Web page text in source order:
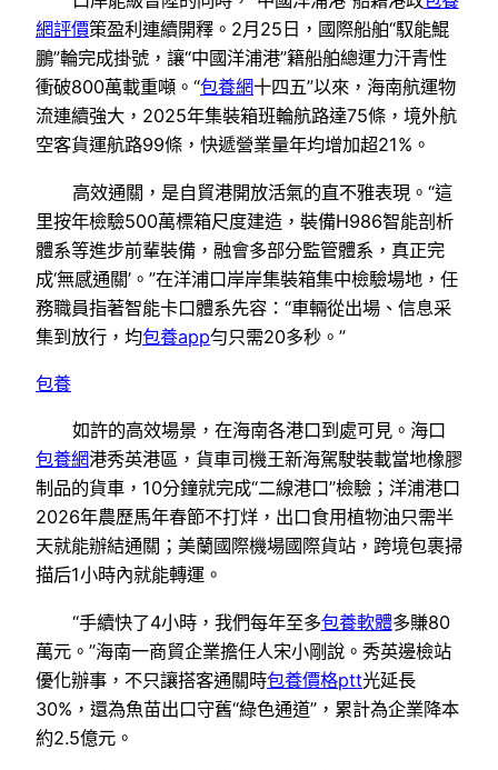
網評價策盈利連續開釋。2月25日，國際船舶“馭能鯤
鵬”輪完成掛號，讓“中國洋浦港”籍船舶總運力汗青性
衝破800萬載重噸。“包養網十四五”以來，海南航運物
流連續強大，2025年集裝箱班輪航路達75條，境外航
空客貨運航路99條，快遞營業量年均增加超21%。
高效通關，是自貿港開放活氣的直不雅表現。“這
里按年檢驗500萬標箱尺度建造，裝備H986智能剖析
體系等進步前輩裝備，融會多部分監管體系，真正完
成‘無感通關’。”在洋浦口岸岸集裝箱集中檢驗場地，任
務職員指著智能卡口體系先容：“車輛從出場、信息采
集到放行，均包養app勻只需20多秒。”
包養
如許的高效場景，在海南各港口到處可見。海口
包養網港秀英港區，貨車司機王新海駕駛裝載當地橡膠
制品的貨車，10分鐘就完成“二線港口”檢驗；洋浦港口
2026年農歷馬年春節不打烊，出口食用植物油只需半
天就能辦結通關；美蘭國際機場國際貨站，跨境包裹掃
描后1小時內就能轉運。
“手續快了4小時，我們每年至多包養軟體多賺80
萬元。”海南一商貿企業擔任人宋小剛說。秀英邊檢站
優化辦事，不只讓搭客通關時包養價格ptt光延長
30%，還為魚苗出口守舊“綠色通道”，累計為企業降本
約2.5億元。